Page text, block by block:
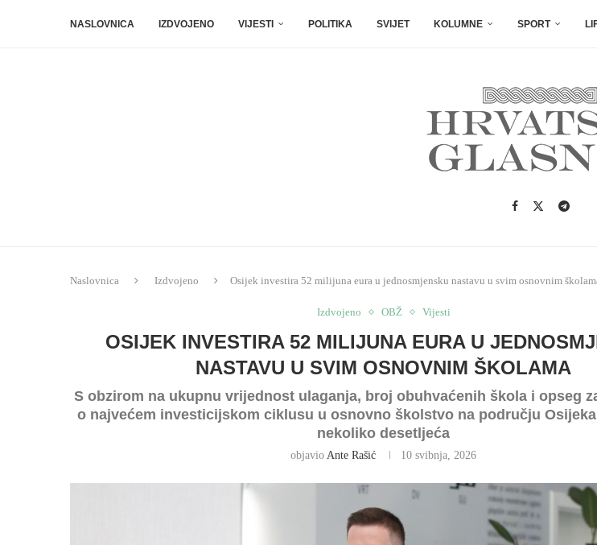
NASLOVNICA IZDVOJENO VIJESTI POLITIKA SVIJET KOLUMNE SPORT
Naslovnica Izdvojeno Osijek investira 52 milijuna eura u jednosmjensku nastavu u svim osnovnim
Izdvojeno OBŽ Vijesti
OSIJEK INVESTIRA 52 MILIJUNA EURA U
NASTAVU U SVIM OSNOVNIM ŠKOLAMA
S obzirom na ukupnu vrijednost ulaganja, broj obuhvaćenih škola i opseg
o najvećem investicijskom ciklusu u osnovno školstvo na području
nekoliko desetljeća
objavioAnte Rašić 10 svibnja, 2026